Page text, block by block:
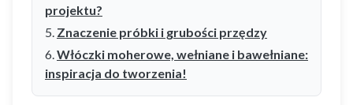
projektu?
Znaczenie próbki i grubości przędzy
Włóczki moherowe, wełniane i bawełniane:
inspiracja do tworzenia!